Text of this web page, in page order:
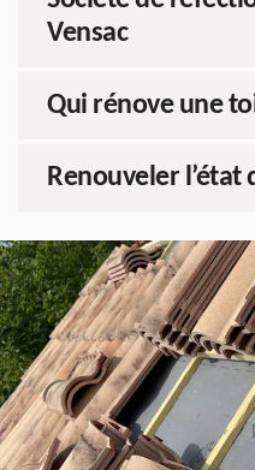
Vensac
Qui rénove une
Renouveler l’état